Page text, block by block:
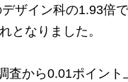
ザイン科の1.93倍
となりました。
から0.01ポイント